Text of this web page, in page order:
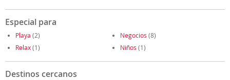
Especial para
Playa (2) Negocios (8)
Relax(1) Niños (1)
Destinos cercanos